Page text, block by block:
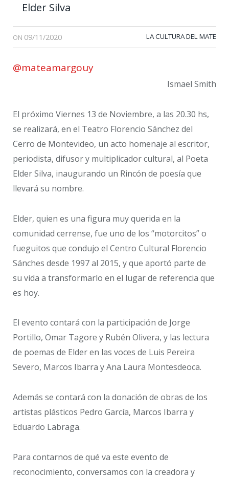
Elder Silva
ON 09/11/2020 LA CULTURA DEL MATE
@mateamargouy
Ismael Smith
El próximo Viernes 13 de Noviembre, a las 20.30 hs,
se realizará, en el Teatro Florencio Sánchez del
Cerro de Montevideo, un acto homenaje al escritor,
periodista, difusor y multiplicador cultural, al Poeta
Elder Silva, inaugurando un Rincón de poesía que
llevará su nombre.
Elder, quien es una figura muy querida en la
comunidad cerrense, fue uno de los “motorcitos” o
fueguitos que condujo el Centro Cultural Florencio
Sánches desde 1997 al 2015, y que aportó parte de
su vida a transformarlo en el lugar de referencia que
es hoy.
El evento contará con la participación de Jorge
Portillo, Omar Tagore y Rubén Olivera, y las lectura
de poemas de Elder en las voces de Luis Pereira
Severo, Marcos Ibarra y Ana Laura Montesdeoca.
Además se contará con la donación de obras de los
artistas plásticos Pedro García, Marcos Ibarra y
Eduardo Labraga.
Para contarnos de qué va este evento de
reconocimiento, conversamos con la creadora y